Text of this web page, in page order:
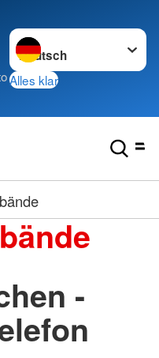
Sprache wechseln zu
Alles klar
-